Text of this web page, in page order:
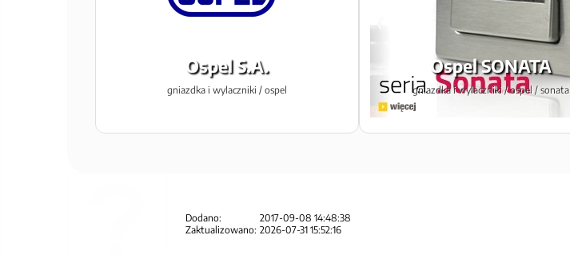
Ospel S.A.
gniazdka i wylaczniki / ospel
Ospel SONATA
gniazdka i wylaczniki / ospel / sonata
Dodano:
2017-09-08 14:48:38
Zaktualizowano: 2026-07-31 15:52:16